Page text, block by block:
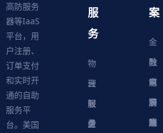
高防服务
器等IaaS
平台，用
户注册、
订单支付
和实时开
通的自助
服务平
台。美国
服
务
物
理
服
务
云
服
务
轻
量
虚
案
金
融
解
决
方
教
育
解
决
电
商
解
游
戏
网